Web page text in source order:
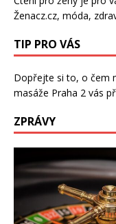
Ženacz.cz, móda,
TIP PRO VÁS
Dopřejte si to, o čem
masáže Praha 2 vás
ZPRÁVY